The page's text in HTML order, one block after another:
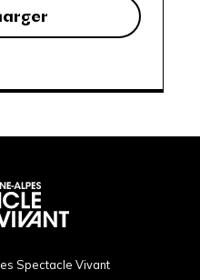
Spectacle Vivant